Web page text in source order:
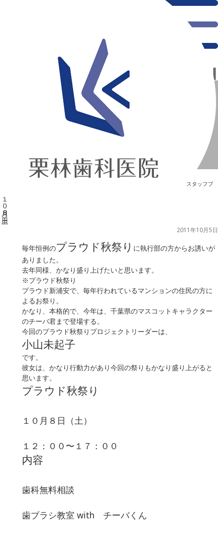
プラウド秋祭り １０月８日（土）
スタッフブ
2011年10月5日
毎年恒例のプラウド秋祭り に執行部の方からお誘いが
ありました。
去年同様、かなり盛り上げたいと思います。
※プラウド秋祭り
プラウド新浦安で、毎年行われているマンションの住民の方に
よるお祭り。
かなり、本格的で、今年は、千葉県のマスコットキャラクター
のチーバ君まで登場する。
今回のプラウド秋祭りプロジェクトリーダーは、
小山未起子
です。
彼女は、かなり行動力があり今回の祭りもかなり盛り上がると
思います。
プラウド秋祭り
１０月８日（土）
１２：００〜１７：００
内容
歯科無料相談
歯ブラシ教室 with チーバくん